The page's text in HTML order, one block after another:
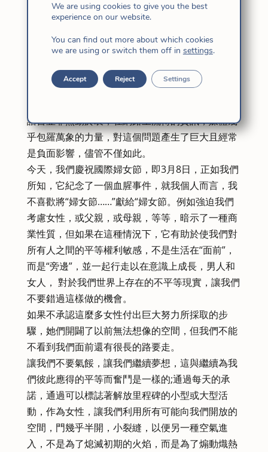
楚，那就是我們不能孤立地做任何事情。
我並非不知道有一個政治層面，法律，行動，後
果……必須毫不拖延地實施，這是緊迫的和優先事
項，這當然可以在宏觀、社會、政治、法律、法律
層面。
但是，在我們的日常交往圈子裡，家庭、工作、友
語言並非無動於衷，在網路上流傳的資訊，媒體幾
乎包羅萬象的力量，對這個問題產生了巨大且經常
是負面影響，儘管不僅如此。
今天，我們慶祝國際婦女節，即3月8日，正如我們
所知，它紀念了一個血腥事件，就我個人而言，我
不喜歡將“婦女節……”獻給“婦女節。例如強迫我們
考慮女性，或父親，或母親，等等，暗示了一種商
業性質，但如果在這種情況下，它有助於使我們對
所有人之間的平等權利敏感，不是生活在“面前”，
而是“旁邊”，並一起行走以在意識上成長，男人和
女人， 對於我們世界上存在的不平等現實，讓我們
不要錯過這樣做的機會。
如果不承認這麼多女性付出巨大努力所採取的步
驟，她們開闢了以前無法想像的空間，但我們不能
不看到我們面前還有很長的路要走。
讓我們不要氣餒，讓我們繼續夢想，這與繼續為我
們彼此應得的平等而奮鬥是一樣的;通過每天的承
諾，通過可以標誌著解放里程碑的小型或大型活
動，作為女性，讓我們利用所有可能向我們開放的
空間，門幾乎半開，小裂縫，以便另一種空氣進
入，不是為了熄滅初期的火焰，而是為了煽動熾熱
We are using cookies to give you the best
experience on our website.
You can find out more about which cookies
we are using or switch them off in settings.
Accept Reject Settings